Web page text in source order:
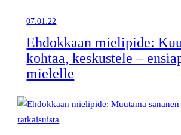
07.01.22
Ehdokkaan mielipide:
kohtaa, keskustele –
mielelle